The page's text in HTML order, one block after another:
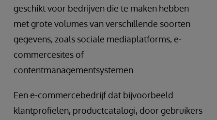
geschikt voor bedrijven die te maken hebben
met grote volumes van verschillende soorten
gegevens, zoals sociale mediaplatforms, e-
commercesites of
contentmanagementsystemen.
Een e-commercebedrijf dat bijvoorbeeld
klantprofielen, productcatalogi, door gebruikers